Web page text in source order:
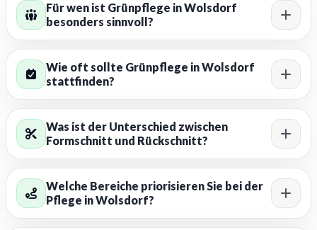
Für wen ist Grünpflege in Wolsdorf
besonders sinnvoll?
Wie oft sollte Grünpflege in Wolsdorf
stattfinden?
Was ist der Unterschied zwischen
Formschnitt und Rückschnitt?
Welche Bereiche priorisieren Sie bei der
Pflege in Wolsdorf?